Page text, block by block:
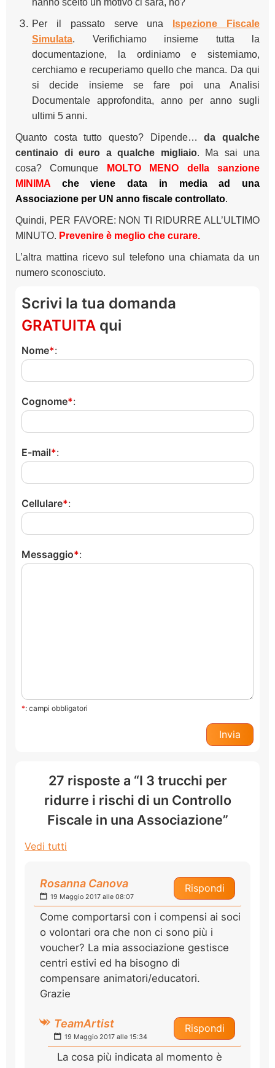
Per il passato serve una
Ispezione Fiscale
Simulata. Verifichiamo insieme tutta la
documentazione, la ordiniamo e sistemiamo,
cerchiamo e recuperiamo quello che manca. Da qui
si decide insieme se fare poi una Analisi
Documentale approfondita, anno per anno sugli
ultimi 5 anni.
Quanto costa tutto questo? Dipende…da qualche
centinaio di euro a qualche migliaio. Ma sai una
cosa? Comunque
MOLTO MENO della sanzione
MINIMA che viene data in media ad una
Associazione per UN anno fiscale controllato.
Quindi, PER FAVORE: NON TI RIDURRE ALL’ULTIMO
MINUTO. Prevenire è meglio che curare.
L’altra mattina ricevo sul telefono una chiamata da un
numero sconosciuto.
Scrivi la tua domanda
GRATUITA qui
Nome :
Cognome :
E-mail :
Cellulare :
Messaggio :
*: campi obbligatori
27 risposte a “I 3 trucchi per
ridurre i rischi di un Controllo
Fiscale in una Associazione”
Vedi tutti
Rispondi
Rosanna Canova
19 Maggio 2017 alle 08:07
Come comportarsi con i compensi ai soci
o volontari ora che non ci sono più i
voucher? La mia associazione gestisce
centri estivi ed ha bisogno di
compensare animatori/educatori.
Grazie
Rispondi
TeamArtist
19 Maggio 2017 alle 15:34
La cosa più indicata al momento è